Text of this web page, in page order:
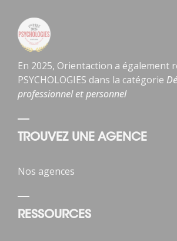
En 2025, Orientaction a également
PSYCHOLOGIES dans la catégorie
professionnel et personnel
TROUVEZ UNE AGENCE
Nos agences
RESSOURCES